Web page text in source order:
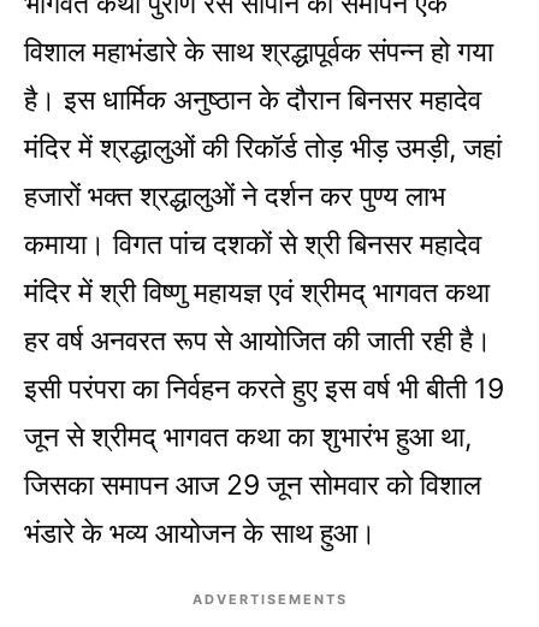
विशाल महाभंडारे के साथ श्रद्धापूर्वक संपन्न हो गया
है। इस धार्मिक अनुष्ठान के दौरान बिनसर महादेव
मंदिर में श्रद्धालुओं की रिकॉर्ड तोड़ भीड़ उमड़ी, जहां
हजारों भक्त श्रद्धालुओं ने दर्शन कर पुण्य लाभ
कमाया। विगत पांच दशकों से श्री बिनसर महादेव
मंदिर में श्री विष्णु महायज्ञ एवं श्रीमद् भागवत कथा
हर वर्ष अनवरत रूप से आयोजित की जाती रही है।
इसी परंपरा का निर्वहन करते हुए इस वर्ष भी बीती 19
जून से श्रीमद् भागवत कथा का शुभारंभ हुआ था,
जिसका समापन आज 29 जून सोमवार को विशाल
भंडारे के भव्य आयोजन के साथ हुआ।
ADVERTISEMENTS